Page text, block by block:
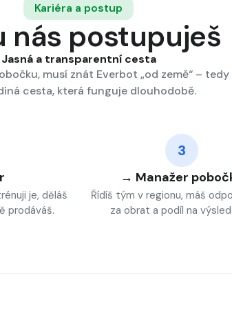
Kariéra a postup
nás postupuješ
Jasná a transparentní cesta
musí znát Everbot „od země“ –
cesta, která funguje dlouhodobě.
je, děláš
prodáváš.
3
→ Manažer
Řídíš tým v regionu, máš
za obrat a podíl na